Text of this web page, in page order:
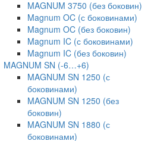
MAGNUM 3750 (без боковин)
Magnum OC (с боковинами)
Magnum OC (без боковин)
Magnum IC (с боковинами)
Magnum IC (без боковин)
MAGNUM SN (-6…+6)
MAGNUM SN 1250 (с
боковинами)
MAGNUM SN 1250 (без
боковин)
MAGNUM SN 1880 (с
боковинами)